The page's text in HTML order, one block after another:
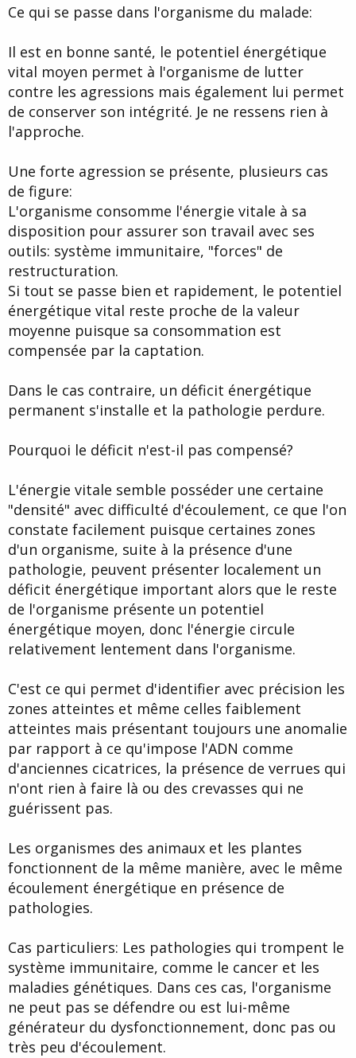
Ce qui se passe dans l'organisme du malade:
Il est en bonne santé, le potentiel énergétique
vital moyen permet à l'organisme de lutter
contre les agressions mais également lui permet
de conserver son intégrité. Je ne ressens rien à
l'approche.
Une forte agression se présente, plusieurs cas
de figure:
L'organisme consomme l'énergie vitale à sa
disposition pour assurer son travail avec ses
outils: système immunitaire, "forces" de
restructuration.
Si tout se passe bien et rapidement, le potentiel
énergétique vital reste proche de la valeur
moyenne puisque sa consommation est
compensée par la captation.
Dans le cas contraire, un déficit énergétique
permanent s'installe et la pathologie perdure.
Pourquoi le déficit n'est-il pas compensé?
L'énergie vitale semble posséder une certaine
"densité" avec difficulté d'écoulement, ce que l'on
constate facilement puisque certaines zones
d'un organisme, suite à la présence d'une
pathologie, peuvent présenter localement un
déficit énergétique important alors que le reste
de l'organisme présente un potentiel
énergétique moyen, donc l'énergie circule
relativement lentement dans l'organisme.
C'est ce qui permet d'identifier avec précision les
zones atteintes et même celles faiblement
atteintes mais présentant toujours une anomalie
par rapport à ce qu'impose l'ADN comme
d'anciennes cicatrices, la présence de verrues qui
n'ont rien à faire là ou des crevasses qui ne
guérissent pas.
Les organismes des animaux et les plantes
fonctionnent de la même manière, avec le même
écoulement énergétique en présence de
pathologies.
Cas particuliers: Les pathologies qui trompent le
système immunitaire, comme le cancer et les
maladies génétiques. Dans ces cas, l'organisme
ne peut pas se défendre ou est lui-même
générateur du dysfonctionnement, donc pas ou
très peu d'écoulement.